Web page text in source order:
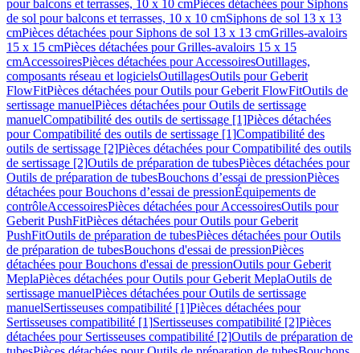
pour balcons et terrasses, 10 x 10 cmPièces détachées pour Siphons
de sol pour balcons et terrasses, 10 x 10 cmSiphons de sol 13 x 13
cmPièces détachées pour Siphons de sol 13 x 13 cmGrilles-avaloirs
15 x 15 cmPièces détachées pour Grilles-avaloirs 15 x 15
cmAccessoiresPièces détachées pour AccessoiresOutillages,
composants réseau et logicielsOutillagesOutils pour Geberit
FlowFitPièces détachées pour Outils pour Geberit FlowFitOutils de
sertissage manuelPièces détachées pour Outils de sertissage
manuelCompatibilité des outils de sertissage [1]Pièces détachées
pour Compatibilité des outils de sertissage [1]Compatibilité des
outils de sertissage [2]Pièces détachées pour Compatibilité des outils
de sertissage [2]Outils de préparation de tubesPièces détachées pour
Outils de préparation de tubesBouchons d’essai de pressionPièces
détachées pour Bouchons d’essai de pressionÉquipements de
contrôleAccessoiresPièces détachées pour AccessoiresOutils pour
Geberit PushFitPièces détachées pour Outils pour Geberit
PushFitOutils de préparation de tubesPièces détachées pour Outils
de préparation de tubesBouchons d'essai de pressionPièces
détachées pour Bouchons d'essai de pressionOutils pour Geberit
MeplaPièces détachées pour Outils pour Geberit MeplaOutils de
sertissage manuelPièces détachées pour Outils de sertissage
manuelSertisseuses compatibilité [1]Pièces détachées pour
Sertisseuses compatibilité [1]Sertisseuses compatibilité [2]Pièces
détachées pour Sertisseuses compatibilité [2]Outils de préparation de